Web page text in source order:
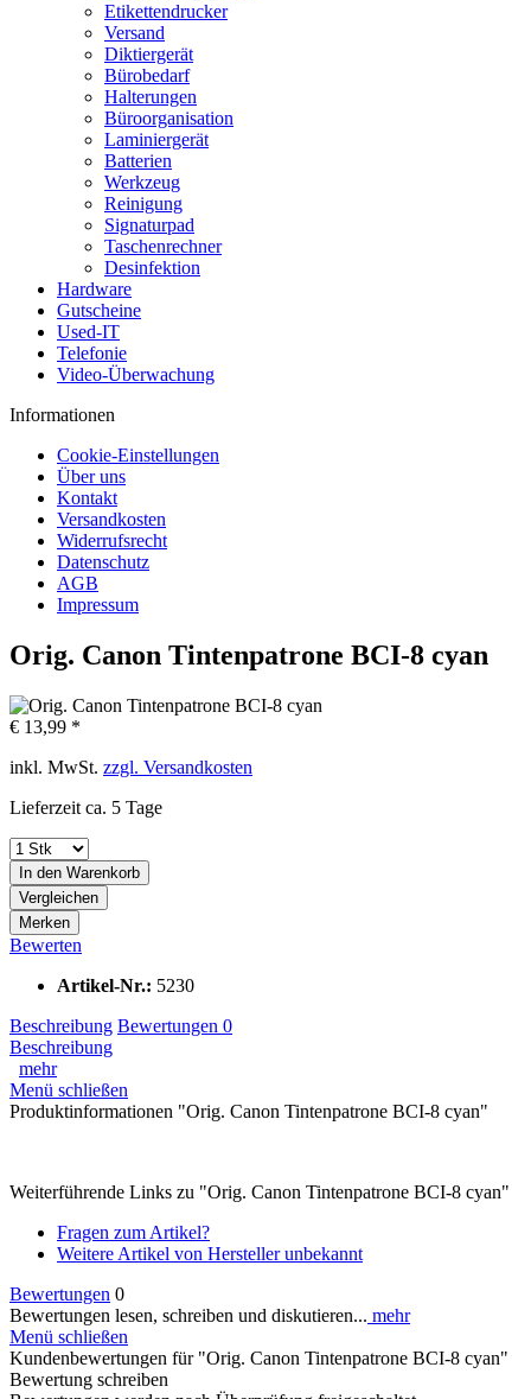
Etikettendrucker
Versand
Diktiergerät
Bürobedarf
Halterungen
Büroorganisation
Laminiergerät
Batterien
Werkzeug
Reinigung
Signaturpad
Taschenrechner
Desinfektion
Hardware
Gutscheine
Used-IT
Telefonie
Video-Überwachung
Informationen
Cookie-Einstellungen
Über uns
Kontakt
Versandkosten
Widerrufsrecht
Datenschutz
AGB
Impressum
Orig. Canon Tintenpatrone BCI-8 cyan
€ 13,99 *
inkl. MwSt. zzgl. Versandkosten
Lieferzeit ca. 5 Tage
In den Warenkorb
Vergleichen
Merken
Bewerten
Artikel-Nr.: 5230
Beschreibung Bewertungen 0
Beschreibung
mehr
Menü schließen
Produktinformationen "Orig. Canon Tintenpatrone BCI-8 cyan"
Weiterführende Links zu "Orig. Canon Tintenpatrone BCI-8 cyan"
Fragen zum Artikel?
Weitere Artikel von Hersteller unbekannt
Bewertungen 0
Bewertungen lesen, schreiben und diskutieren... mehr
Menü schließen
Kundenbewertungen für "Orig. Canon Tintenpatrone BCI-8 cyan"
Bewertung schreiben